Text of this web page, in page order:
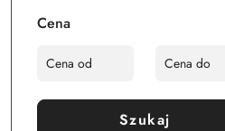
Cena
Szukaj